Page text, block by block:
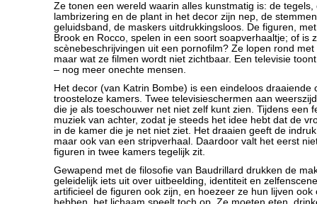
Ze tonen een wereld waarin alles kunstmatig is: de tegels,
lambrizering en de plant in het decor zijn nep, de
geluidsband, de maskers uitdrukkingsloos. De figuren,
Brook en Rocco, spelen in een soort soapverhaaltje; of is
scènebeschrijvingen uit een pornofilm? Ze lopen rond met
maar wat ze filmen wordt niet zichtbaar. Een televisie
– nog meer onechte mensen.
Het decor (van Katrin Bombe) is een eindeloos draaiende
troosteloze kamers. Twee televisieschermen aan
die je als toeschouwer net niet zelf kunt zien. Tijdens een
muziek van achter, zodat je steeds het idee hebt dat de
in de kamer die je net niet ziet. Het draaien geeft de
maar ook van een stripverhaal. Daardoor valt het eerst
figuren in twee kamers tegelijk zit.
Gewapend met de filosofie van Baudrillard drukken de
geleidelijk iets uit over uitbeelding, identiteit en
artificieel de figuren ook zijn, en hoezeer ze hun lijven ook